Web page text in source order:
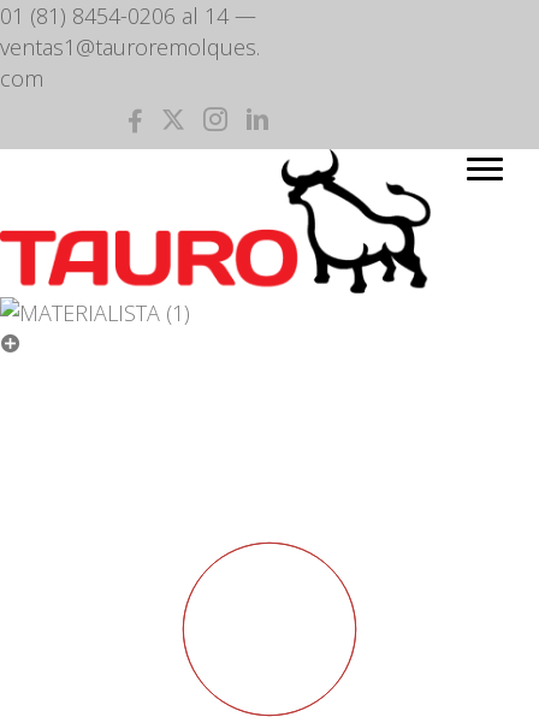
01 (81) 8454-0206 al 14 —
ventas1@tauroremolques.
com